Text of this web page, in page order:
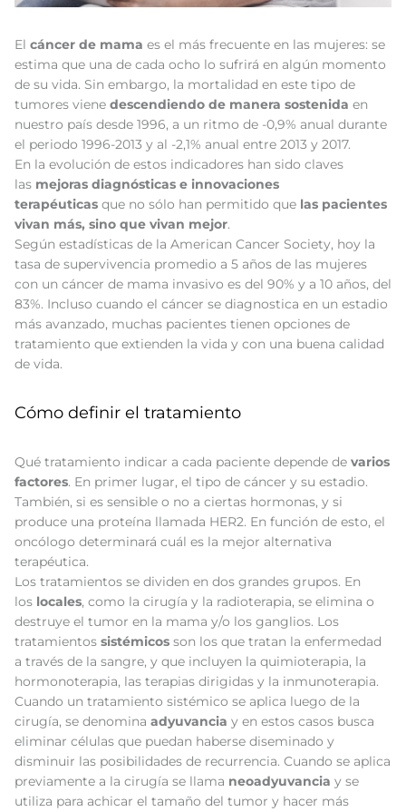
El cáncer de mama es el más frecuente en las mujeres: se
estima que una de cada ocho lo sufrirá en algún momento
de su vida. Sin embargo, la mortalidad en este tipo de
tumores viene descendiendo de manera sostenida en
nuestro país desde 1996, a un ritmo de -0,9% anual durante
el periodo 1996-2013 y al -2,1% anual entre 2013 y 2017.
En la evolución de estos indicadores han sido claves
las mejoras diagnósticas e innovaciones
terapéuticas que no sólo han permitido que las pacientes
vivan más, sino que vivan mejor.
Según estadísticas de la American Cancer Society, hoy la
tasa de supervivencia promedio a 5 años de las mujeres
con un cáncer de mama invasivo es del 90% y a 10 años, del
83%. Incluso cuando el cáncer se diagnostica en un estadio
más avanzado, muchas pacientes tienen opciones de
tratamiento que extienden la vida y con una buena calidad
de vida.
Cómo definir el tratamiento
Qué tratamiento indicar a cada paciente depende de varios
factores. En primer lugar, el tipo de cáncer y su estadio.
También, si es sensible o no a ciertas hormonas, y si
produce una proteína llamada HER2. En función de esto, el
oncólogo determinará cuál es la mejor alternativa
terapéutica.
Los tratamientos se dividen en dos grandes grupos. En
los locales, como la cirugía y la radioterapia, se elimina o
destruye el tumor en la mama y/o los ganglios. Los
tratamientos sistémicos son los que tratan la enfermedad
a través de la sangre, y que incluyen la quimioterapia, la
hormonoterapia, las terapias dirigidas y la inmunoterapia.
Cuando un tratamiento sistémico se aplica luego de la
cirugía, se denomina adyuvancia y en estos casos busca
eliminar células que puedan haberse diseminado y
disminuir las posibilidades de recurrencia. Cuando se aplica
previamente a la cirugía se llama neoadyuvancia y se
utiliza para achicar el tamaño del tumor y hacer más